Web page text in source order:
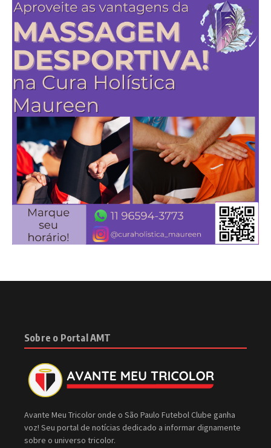
Sobre o Portal AMT
Avante Meu Tricolor onde o São Paulo Futebol Clube ganha
voz! Seu portal de notícias dedicado a informar dignamente
sobre o universo tricolor.